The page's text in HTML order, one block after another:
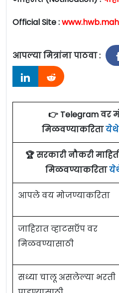
Official Site :
आपल्या मित्रांना पाठवा :
👉 Telegram वर
मिळवण्याकरिता
🏆 सरकारी नौकरी
मिळवण्याकरिता
आपले वय मोजण्याकरिता
जाहिरात व्हाटसऍप वर
मिळवण्यासाठी
सध्या चालू असलेल्या भरती